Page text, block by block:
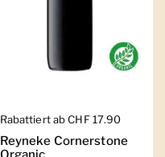
Regulärer Preis
Rabattiert ab CHF 17.90
Reyneke Cornerstone